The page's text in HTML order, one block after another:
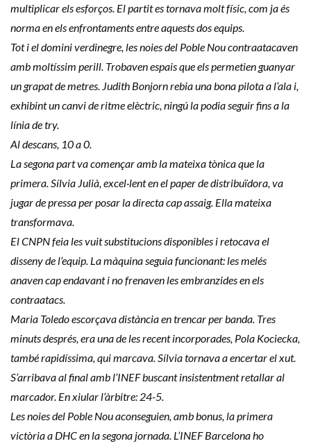
multiplicar els esforços. El partit es tornava molt físic, com ja és
norma en els enfrontaments entre aquests dos equips.
Tot i el domini verdinegre, les noies del Poble Nou contraatacaven
amb moltíssim perill. Trobaven espais que els permetien guanyar
un grapat de metres. Judith Bonjorn rebia una bona pilota a l’ala i,
exhibint un canvi de ritme elèctric, ningú la podia seguir fins a la
línia de try.
Al descans, 10 a 0.
La segona part va començar amb la mateixa tònica que la
primera. Sílvia Julià, excel·lent en el paper de distribuïdora, va
jugar de pressa per posar la directa cap assaig. Ella mateixa
transformava.
El CNPN feia les vuit substitucions disponibles i retocava el
disseny de l’equip. La màquina seguia funcionant: les melés
anaven cap endavant i no frenaven les embranzides en els
contraatacs.
Maria Toledo escorçava distància en trencar per banda. Tres
minuts després, era una de les recent incorporades, Pola Kociecka,
també rapidíssima, qui marcava. Sílvia tornava a encertar el xut.
S’arribava al final amb l’INEF buscant insistentment retallar al
marcador. En xiular l’àrbitre: 24-5.
Les noies del Poble Nou aconseguien, amb bonus, la primera
victòria a DHC en la segona jornada. L’INEF Barcelona ho